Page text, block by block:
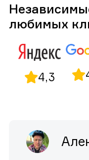
любимых
4,3